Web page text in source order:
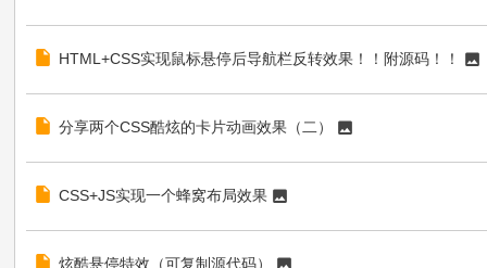
HTML+CSS实现鼠标悬停后导航栏反转效果！！附源码！！
分享两个CSS酷炫的卡片动画效果（二）
CSS+JS实现一个蜂窝布局效果
炫酷悬停特效（可复制源代码）